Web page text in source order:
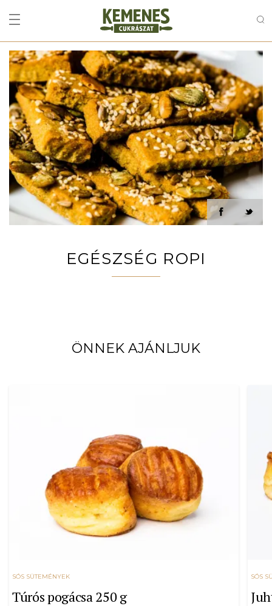
EGÉSZSÉG ROPI
ÖNNEK AJÁNLJUK
SÓS SÜTEMÉNYEK
Túrós pogácsa 250 g
SÓS